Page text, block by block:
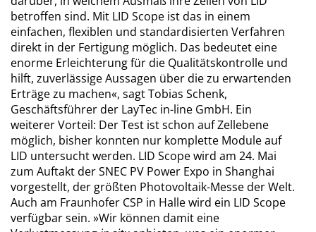
betroffen sind. Mit LID Scope ist das in einem
einfachen, flexiblen und standardisierten Verfahren
direkt in der Fertigung möglich. Das bedeutet eine
enorme Erleichterung für die Qualitätskontrolle und
hilft, zuverlässige Aussagen über die zu erwartenden
Erträge zu machen«, sagt Tobias Schenk,
Geschäftsführer der LayTec in-line GmbH. Ein
weiterer Vorteil: Der Test ist schon auf Zellebene
möglich, bisher konnten nur komplette Module auf
LID untersucht werden. LID Scope wird am 24. Mai
zum Auftakt der SNEC PV Power Expo in Shanghai
vorgestellt, der größten Photovoltaik-Messe der Welt.
Auch am Fraunhofer CSP in Halle wird ein LID Scope
verfügbar sein. »Wir können damit eine